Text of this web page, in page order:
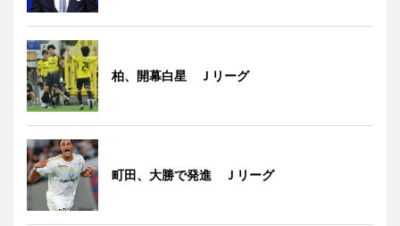
柏、開幕白星 Ｊリーグ
町田、大勝で発進 Ｊリーグ